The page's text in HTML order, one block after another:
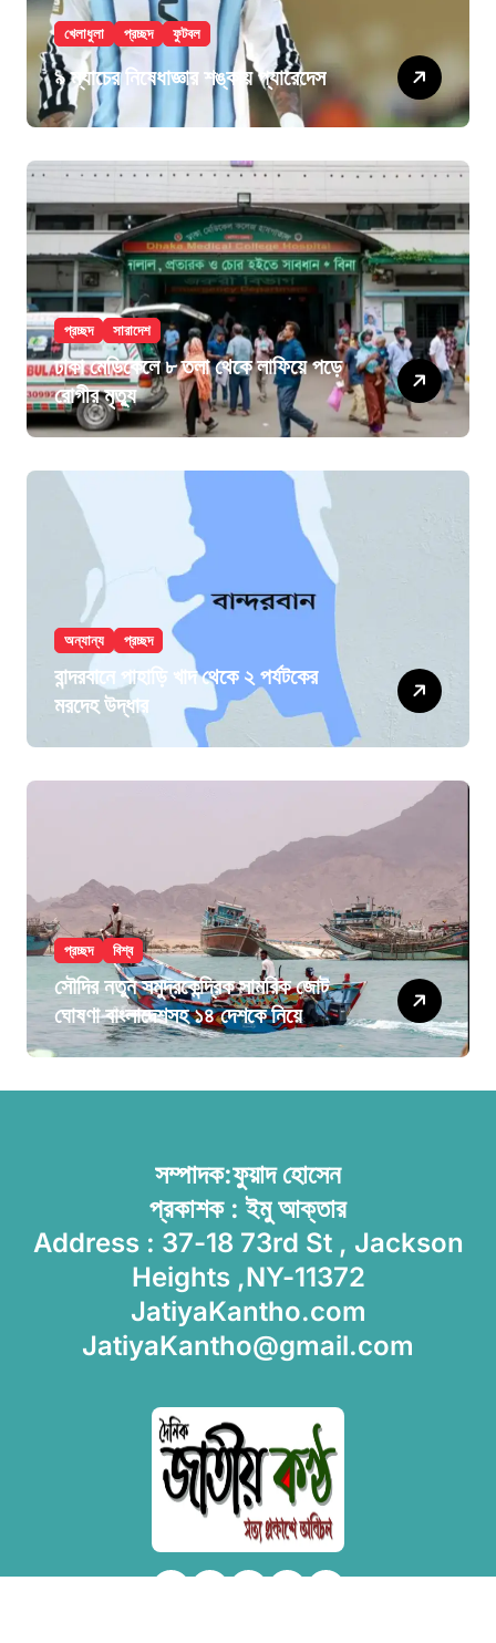
খেলাধুলা প্রচ্ছদ ফুটবল
৯ ম্যাচের নিষেধাজ্ঞার শঙ্কায় প্যারেদেস
প্রচ্ছদ সারাদেশ
ঢাকা মেডিকেলে ৮ তলা থেকে লাফিয়ে পড়ে
রোগীর মৃত্যু
অন্যান্য প্রচ্ছদ
বান্দরবানে পাহাড়ি খাদ থেকে ২ পর্যটকের
মরদেহ উদ্ধার
প্রচ্ছদ বিশ্ব
সৌদির নতুন সমুদ্রকেন্দ্রিক সামরিক জোট
ঘোষণা বাংলাদেশসহ ১৪ দেশকে নিয়ে
সম্পাদক:ফুয়াদ হোসেন
প্রকাশক : ইমু আক্তার
Address : 37-18 73rd St , Jackson
Heights ,NY-11372
JatiyaKantho.com
JatiyaKantho@gmail.com